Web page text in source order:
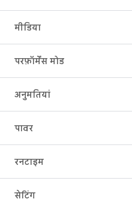
मीडिया
परफ़ॉर्मेंस मोड
अनुमतियां
पावर
रनटाइम
सेटिंग